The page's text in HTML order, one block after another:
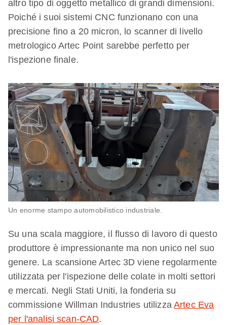
altro tipo di oggetto metallico di grandi dimensioni.
Poiché i suoi sistemi CNC funzionano con una
precisione fino a 20 micron, lo scanner di livello
metrologico Artec Point sarebbe perfetto per
l'ispezione finale.
Un enorme stampo automobilistico industriale.
Su una scala maggiore, il flusso di lavoro di questo
produttore è impressionante ma non unico nel suo
genere. La scansione Artec 3D viene regolarmente
utilizzata per l'ispezione delle colate in molti settori
e mercati. Negli Stati Uniti, la fonderia su
commissione Willman Industries utilizza Artec Eva
per l'analisi scan-CAD.